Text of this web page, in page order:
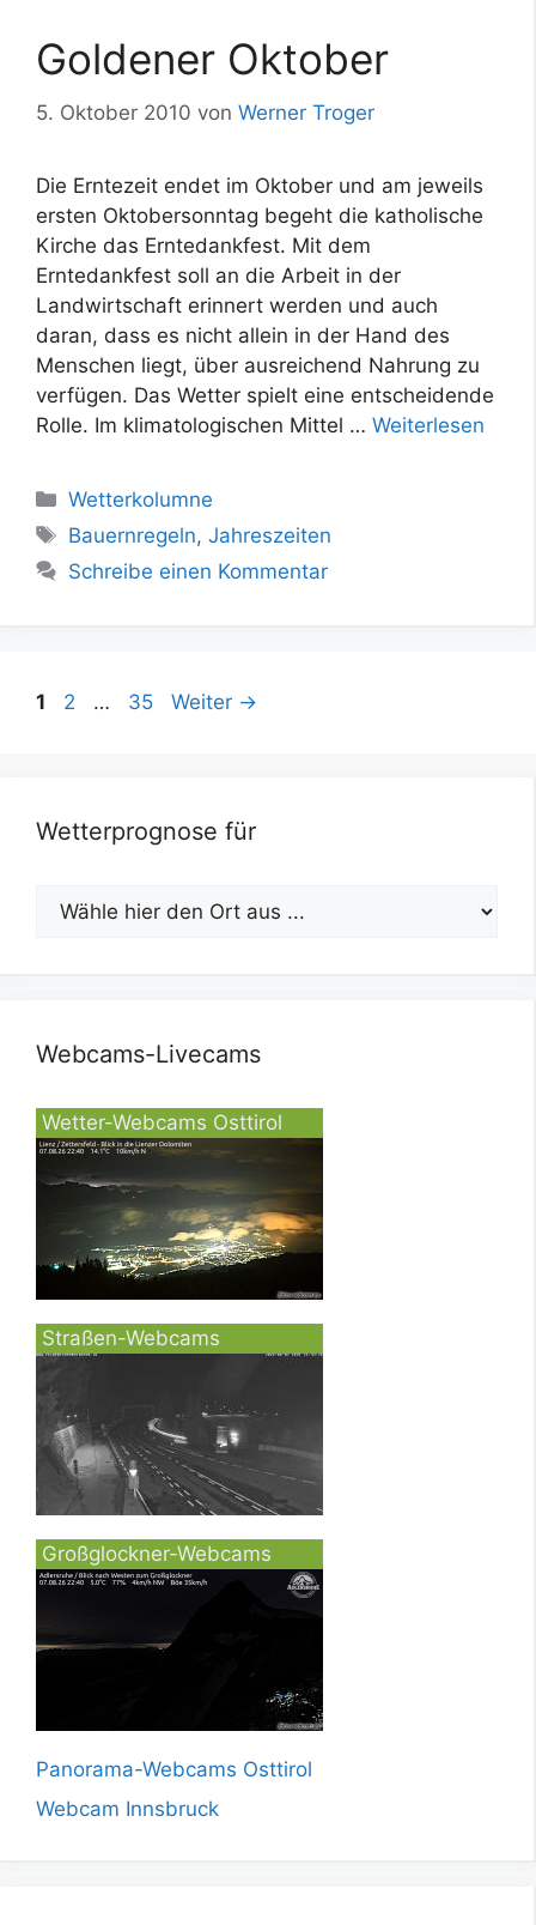
Goldener Oktober
5. Oktober 2010 von Werner Troger
Die Erntezeit endet im Oktober und am jeweils
ersten Oktobersonntag begeht die katholische
Kirche das Erntedankfest. Mit dem
Erntedankfest soll an die Arbeit in der
Landwirtschaft erinnert werden und auch
daran, dass es nicht allein in der Hand des
Menschen liegt, über ausreichend Nahrung zu
verfügen. Das Wetter spielt eine entscheidende
Rolle. Im klimatologischen Mittel … Weiterlesen
Kategorien
Wetterkolumne
Schlagwörter
Bauernregeln,Jahreszeiten
Schreibe einen Kommentar
Seite
1 Seite
2 … Seite
35 Weiter →
Wetterprognose für
Webcams-Livecams
Wetter-Webcams Osttirol
Straßen-Webcams
Großglockner-Webcams
Panorama-Webcams Osttirol
Webcam Innsbruck